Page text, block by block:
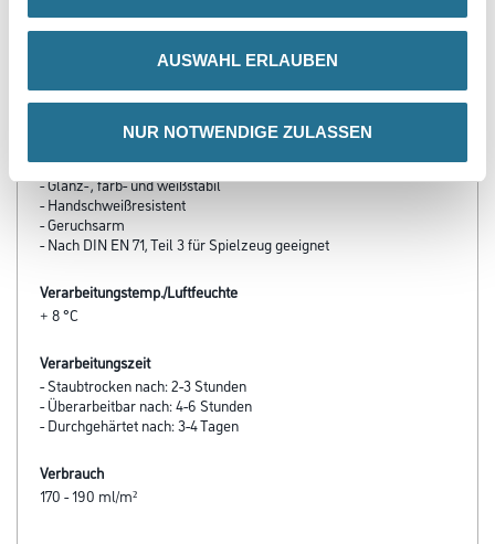
AUSWAHL ERLAUBEN
NUR NOTWENDIGE ZULASSEN
Produkteigenschaft
- Hervorragende Oberflächenhärte
- Blockfest / Polyurethan- basiert
- Sehr gutes Deckvermögen, beste Kantenabdeckung
- Alkalibeständig
- Glanz- , farb- und weißstabil
- Handschweißresistent
- Geruchsarm
- Nach DIN EN 71, Teil 3 für Spielzeug geeignet
Verarbeitungstemp./Luftfeuchte
+ 8 °C
Verarbeitungszeit
- Staubtrocken nach: 2-3 Stunden
- Überarbeitbar nach: 4-6 Stunden
- Durchgehärtet nach: 3-4 Tagen
Verbrauch
170 - 190 ml/m²